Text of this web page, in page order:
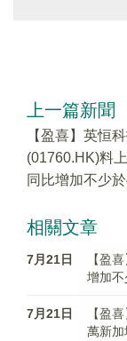
上一篇新聞
【盈喜】英恒
(01760.HK)料
同比增加不少
相關文章
7月21日
【盈
增加
7月21日
【盈
萬新加